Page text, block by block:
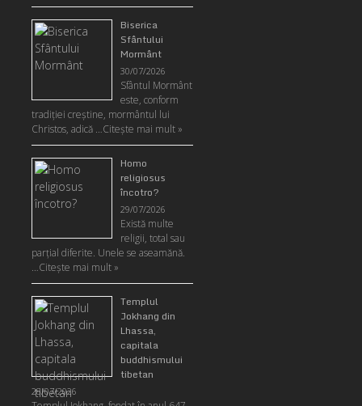
Biserica
Sfântului
Mormânt
30/07/2026
Sfântul Mormânt
este, conform
tradiţiei creştine, mormântul lui
Christos, adică …Citeşte mai mult »
Homo
religiosus
încotro?
29/07/2026
Există multe
religii, total sau
parţial diferite. Unele se aseamănă.
…Citeşte mai mult »
Templul
Jokhang din
Lhassa,
capitala
buddhismului
tibetan
28/07/2026